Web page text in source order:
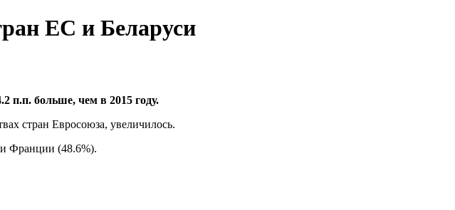
ЕС и Беларуси
п.п. больше, чем в 2015 году.
стран Евросоюза, увеличилось.
Франции (48.6%).